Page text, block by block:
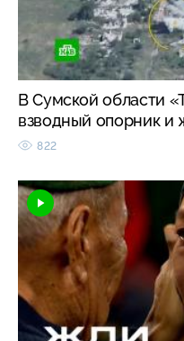
В Сумской области
взводный опорник и
822